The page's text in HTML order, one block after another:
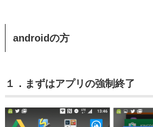
androidの方
１．まずはアプリの強制終了